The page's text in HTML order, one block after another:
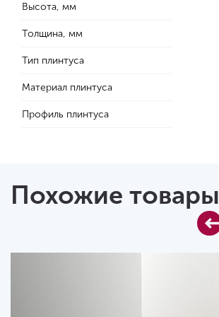
Высота, мм
Толщина, мм
Тип плинтуса
Материал плинтуса
Профиль плинтуса
Похожие товары